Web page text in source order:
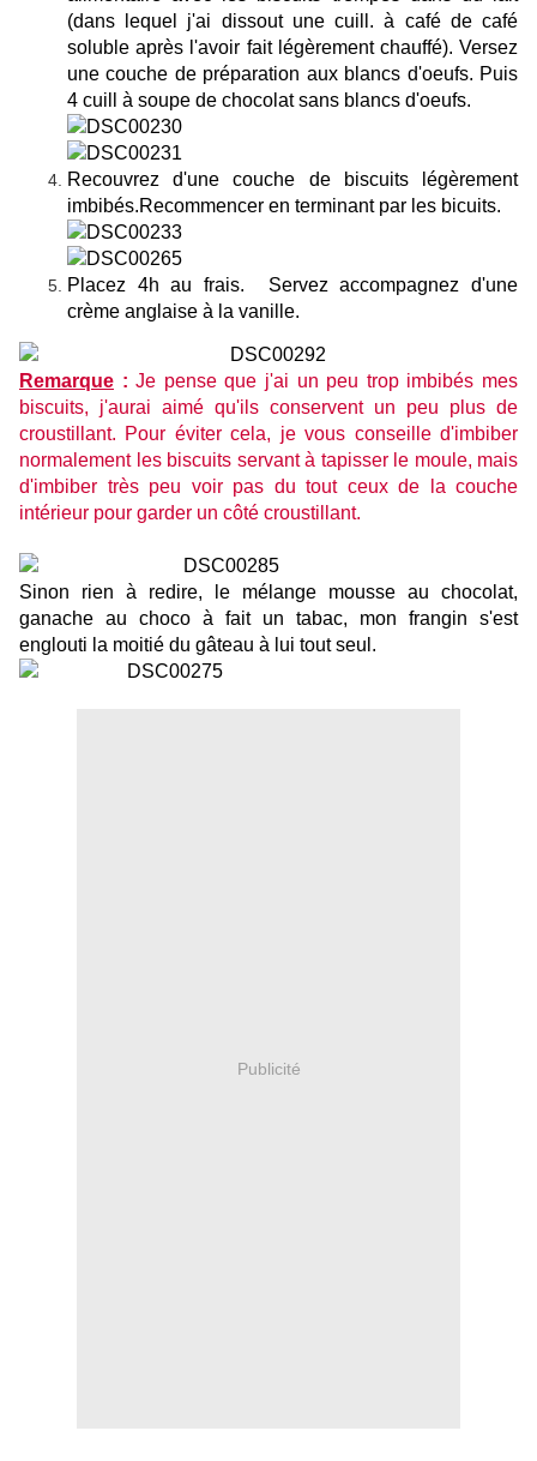
(dans lequel j'ai dissout une cuill. à café de café
soluble après l'avoir fait légèrement chauffé). Versez
une couche de préparation aux blancs d'oeufs. Puis
4 cuill à soupe de chocolat sans blancs d'oeufs.
Recouvrez d'une couche de biscuits légèrement
imbibés.Recommencer en terminant par les bicuits.
Placez 4h au frais. Servez accompagnez d'une
crème anglaise à la vanille.
Remarque : Je pense que j'ai un peu trop imbibés mes
biscuits, j'aurai aimé qu'ils conservent un peu plus de
croustillant. Pour éviter cela, je vous conseille d'imbiber
normalement les biscuits servant à tapisser le moule, mais
d'imbiber très peu voir pas du tout ceux de la couche
intérieur pour garder un côté croustillant.
Sinon rien à redire, le mélange mousse au chocolat,
ganache au choco à fait un tabac, mon frangin s'est
englouti la moitié du gâteau à lui tout seul.
Publicité